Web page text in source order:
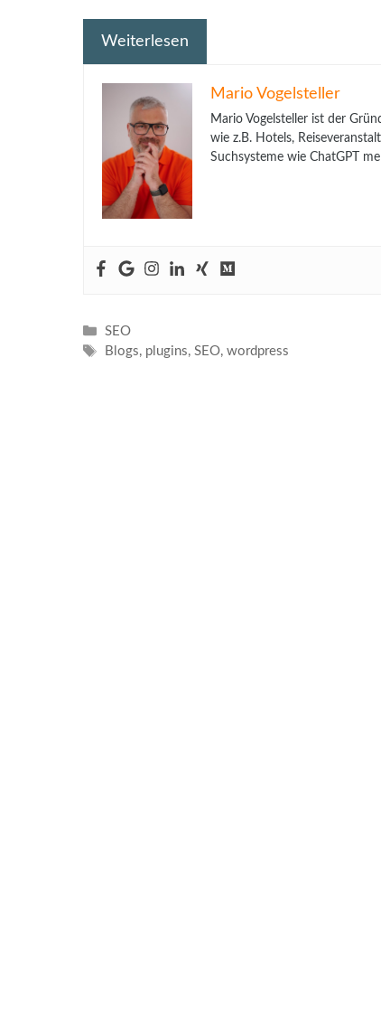
Weiterlesen
Mario Vogelsteller
Mario Vogelsteller ist der
wie z.B. Hotels,
Suchsysteme wie ChatGPT
Kategorien
SEO
Schlagwörter
Blogs, plugins,SEO,wordpress